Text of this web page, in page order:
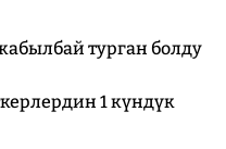
турган болду
1 күндүк